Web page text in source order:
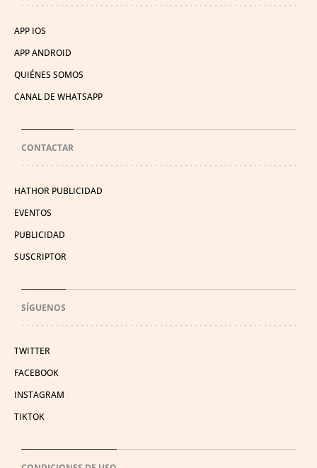
APP IOS
APP ANDROID
QUIÉNES SOMOS
CANAL DE WHATSAPP
CONTACTAR
HATHOR PUBLICIDAD
EVENTOS
PUBLICIDAD
SUSCRIPTOR
SÍGUENOS
TWITTER
FACEBOOK
INSTAGRAM
TIKTOK